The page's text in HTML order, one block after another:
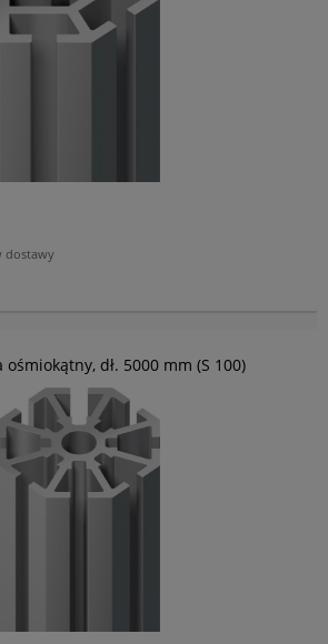
dostawy
ośmiokątny, dł. 5000 mm (S 100)